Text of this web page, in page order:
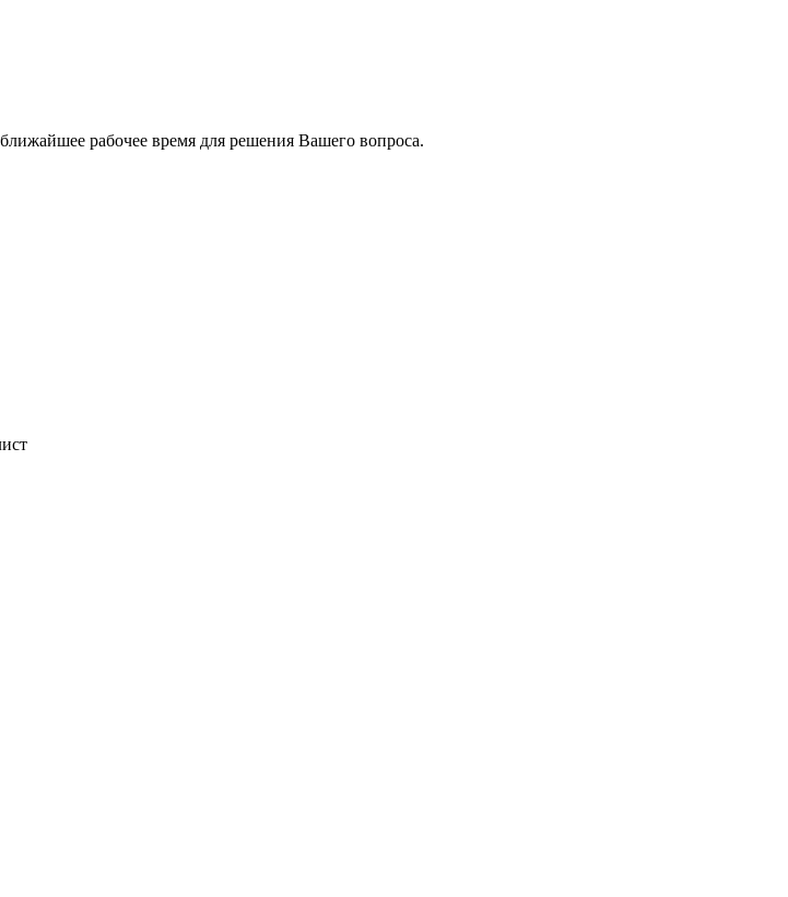
рабочее время для решения Вашего вопроса.